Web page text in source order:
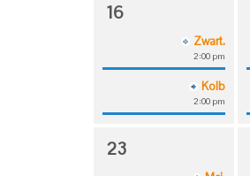
16
Zwart.
2:00 pm
Kolb
2:00 pm
23